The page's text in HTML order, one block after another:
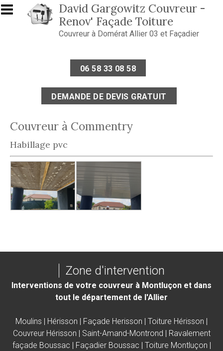
Aller au contenu principalDavid Gargowitz Couvreur -
Renov' Façade Toiture
Couvreur à Domérat Allier 03 et Façadier
06 58 33 08 58
DEMANDE DE DEVIS GRATUIT
Couvreur à Commentry
Habillage pvc
Zone d'intervention
Interventions de votre couvreur à Montluçon et dans
tout le département de l'Allier
Moulins | Hérisson | Façade Herisson | Toiture Hérisson |
Couvreur Hérisson | Saint-Amand-Montrond | Ravalement
façade Boussac | Façadier Boussac | Toiture Montluçon |